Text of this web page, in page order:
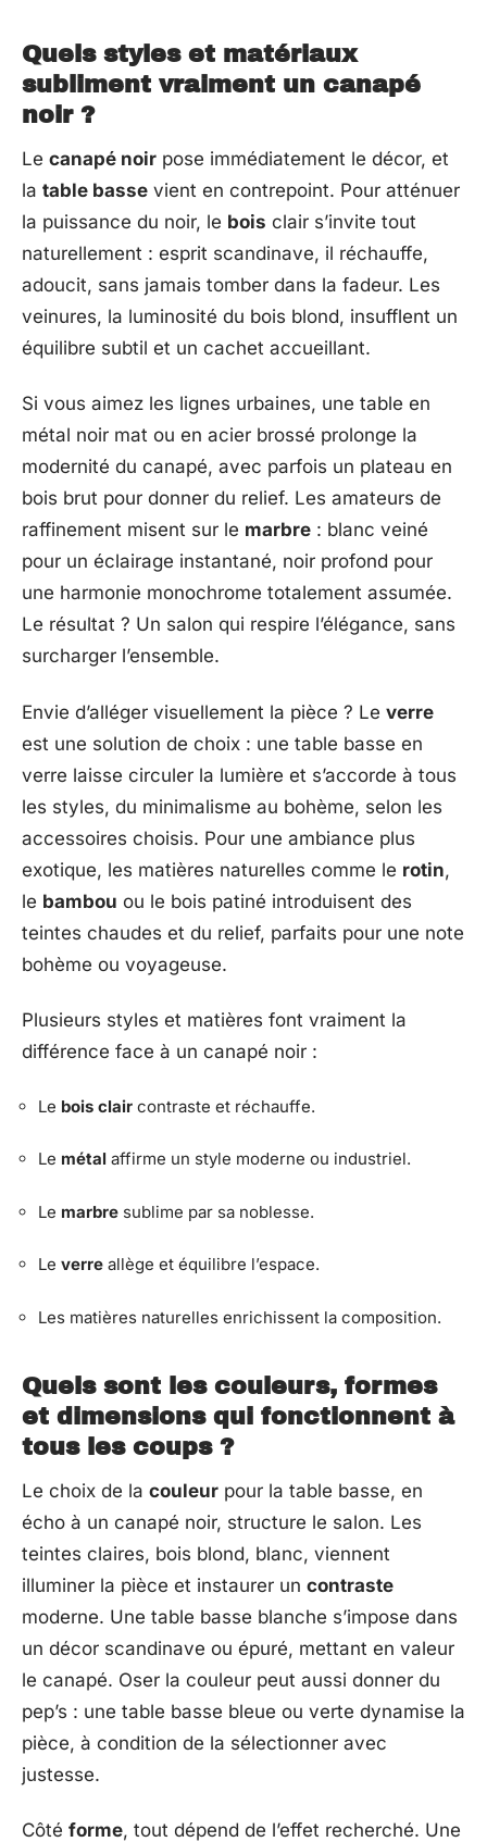
Quels styles et matériaux
subliment vraiment un canapé
noir ?
Le canapé noir pose immédiatement le décor, et
la table basse vient en contrepoint. Pour atténuer
la puissance du noir, le bois clair s’invite tout
naturellement : esprit scandinave, il réchauffe,
adoucit, sans jamais tomber dans la fadeur. Les
veinures, la luminosité du bois blond, insufflent un
équilibre subtil et un cachet accueillant.
Si vous aimez les lignes urbaines, une table en
métal noir mat ou en acier brossé prolonge la
modernité du canapé, avec parfois un plateau en
bois brut pour donner du relief. Les amateurs de
raffinement misent sur le marbre : blanc veiné
pour un éclairage instantané, noir profond pour
une harmonie monochrome totalement assumée.
Le résultat ? Un salon qui respire l’élégance, sans
surcharger l’ensemble.
Envie d’alléger visuellement la pièce ? Le verre
est une solution de choix : une table basse en
verre laisse circuler la lumière et s’accorde à tous
les styles, du minimalisme au bohème, selon les
accessoires choisis. Pour une ambiance plus
exotique, les matières naturelles comme le rotin,
le bambou ou le bois patiné introduisent des
teintes chaudes et du relief, parfaits pour une note
bohème ou voyageuse.
Plusieurs styles et matières font vraiment la
différence face à un canapé noir :
Le bois clair contraste et réchauffe.
Le métal affirme un style moderne ou industriel.
Le marbre sublime par sa noblesse.
Le verre allège et équilibre l’espace.
Les matières naturelles enrichissent la composition.
Quels sont les couleurs, formes
et dimensions qui fonctionnent à
tous les coups ?
Le choix de la couleur pour la table basse, en
écho à un canapé noir, structure le salon. Les
teintes claires, bois blond, blanc, viennent
illuminer la pièce et instaurer un contraste
moderne. Une table basse blanche s’impose dans
un décor scandinave ou épuré, mettant en valeur
le canapé. Oser la couleur peut aussi donner du
pep’s : une table basse bleue ou verte dynamise la
pièce, à condition de la sélectionner avec
justesse.
Côté forme, tout dépend de l’effet recherché. Une